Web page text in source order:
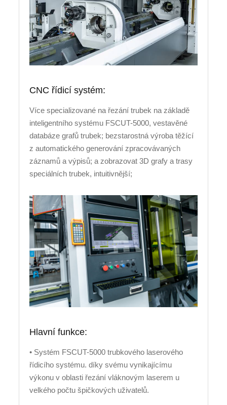
CNC řídicí systém:
Více specializované na řezání trubek na základě
inteligentního systému FSCUT-5000, vestavěné
databáze grafů trubek; bezstarostná výroba těžící
z automatického generování zpracovávaných
záznamů a výpisů; a zobrazovat 3D grafy a trasy
speciálních trubek, intuitivnější;
Hlavní funkce:
• Systém FSCUT-5000 trubkového laserového
řídicího systému. díky svému vynikajícímu
výkonu v oblasti řezání vláknovým laserem u
velkého počtu špičkových uživatelů.